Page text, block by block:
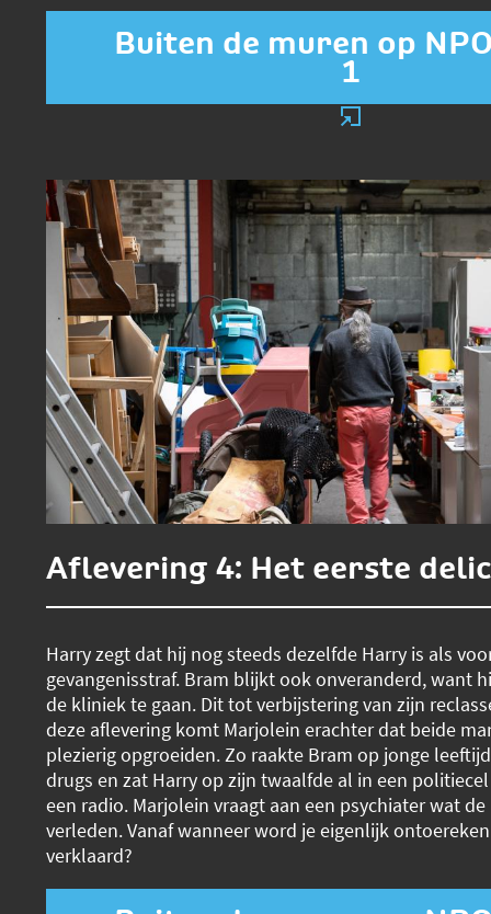
Buiten de muren op
1
Aflevering 4: Het eerste
Harry zegt dat hij nog steeds dezelfde Harry is als
gevangenisstraf. Bram blijkt ook onveranderd, want
de kliniek te gaan. Dit tot verbijstering van zijn
deze aflevering komt Marjolein erachter dat beide
plezierig opgroeiden. Zo raakte Bram op jonge
drugs en zat Harry op zijn twaalfde al in een
een radio. Marjolein vraagt aan een psychiater wat de
verleden. Vanaf wanneer word je eigenlijk
verklaard?